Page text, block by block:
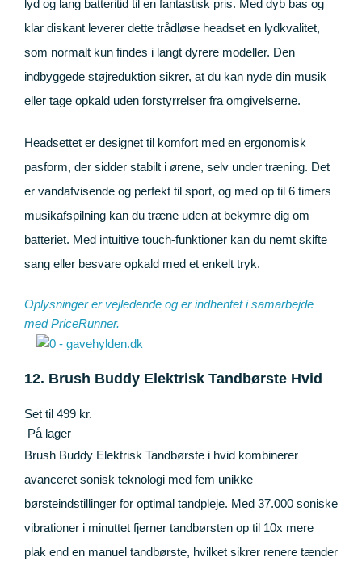
lyd og lang batteritid til en fantastisk pris. Med dyb bas og
klar diskant leverer dette trådløse headset en lydkvalitet,
som normalt kun findes i langt dyrere modeller. Den
indbyggede støjreduktion sikrer, at du kan nyde din musik
eller tage opkald uden forstyrrelser fra omgivelserne.
Headsettet er designet til komfort med en ergonomisk
pasform, der sidder stabilt i ørene, selv under træning. Det
er vandafvisende og perfekt til sport, og med op til 6 timers
musikafspilning kan du træne uden at bekymre dig om
batteriet. Med intuitive touch-funktioner kan du nemt skifte
sang eller besvare opkald med et enkelt tryk.
Oplysninger er vejledende og er indhentet i samarbejde
medPriceRunner.
12. Brush Buddy Elektrisk Tandbørste Hvid
Set til 499 kr.
På lager
Brush Buddy Elektrisk Tandbørste i hvid kombinerer
avanceret sonisk teknologi med fem unikke
børsteindstillinger for optimal tandpleje. Med 37.000 soniske
vibrationer i minuttet fjerner tandbørsten op til 10x mere
plak end en manuel tandbørste, hvilket sikrer renere tænder